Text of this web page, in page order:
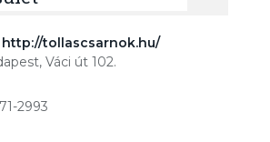
http://tollascsarnok.hu/
Váci út 102.
2993